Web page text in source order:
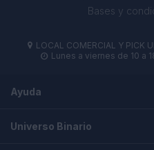
Bases y
 LOCAL COMERCIAL Y PICK
 Lunes a viernes de 10 a
Ayuda
Universo Binario